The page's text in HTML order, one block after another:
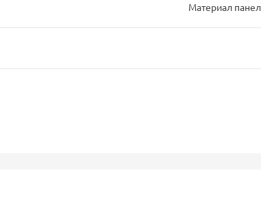
Материал